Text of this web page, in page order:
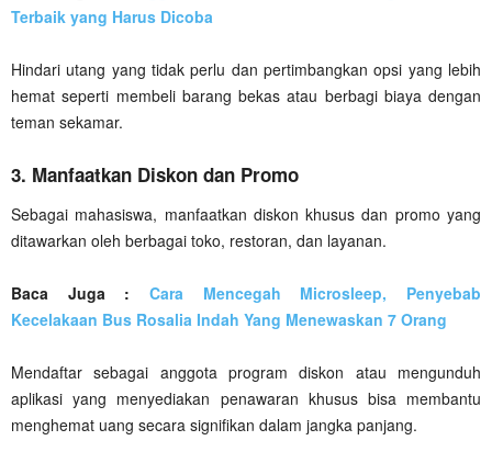
Terbaik yang Harus Dicoba
Hindari utang yang tidak perlu dan pertimbangkan opsi yang lebih
hemat seperti membeli barang bekas atau berbagi biaya dengan
teman sekamar.
3. Manfaatkan Diskon dan Promo
Sebagai mahasiswa, manfaatkan diskon khusus dan promo yang
ditawarkan oleh berbagai toko, restoran, dan layanan.
Baca Juga : Cara Mencegah Microsleep, Penyebab
Kecelakaan Bus Rosalia Indah Yang Menewaskan 7 Orang
Mendaftar sebagai anggota program diskon atau mengunduh
aplikasi yang menyediakan penawaran khusus bisa membantu
menghemat uang secara signifikan dalam jangka panjang.